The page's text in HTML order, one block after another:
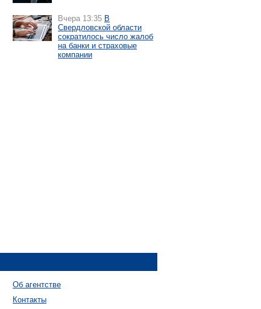
Вчера 13:35 В
Свердловской области
сократилось число жалоб
на банки и страховые
компании
Об агентстве
Контакты